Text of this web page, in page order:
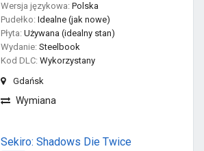
Wersja językowa: Polska
Pudełko: Idealne (jak nowe)
Płyta: Używana (idealny stan)
Wydanie: Steelbook
Kod DLC: Wykorzystany
Gdańsk
Wymiana
Sekiro: Shadows Die Twice